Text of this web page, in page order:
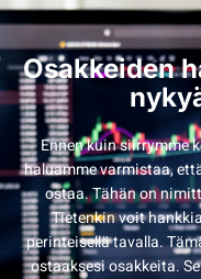
Osakkeiden
Ennen kuin siirrymme
haluamme varmistaa,
ostaa. Tähän on
Tietenkin voit
perinteisellä tavalla.
ostaaksesi osakkeita.